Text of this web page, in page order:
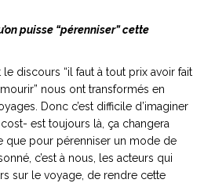
puisse “pérenniser” cette
le discours “il faut à tout prix avoir fait
nous ont transformés en
Donc c’est difficile d’imaginer
est toujours là, ça changera
que pour pérenniser un mode de
c’est à nous, les acteurs qui
sur le voyage, de rendre cette